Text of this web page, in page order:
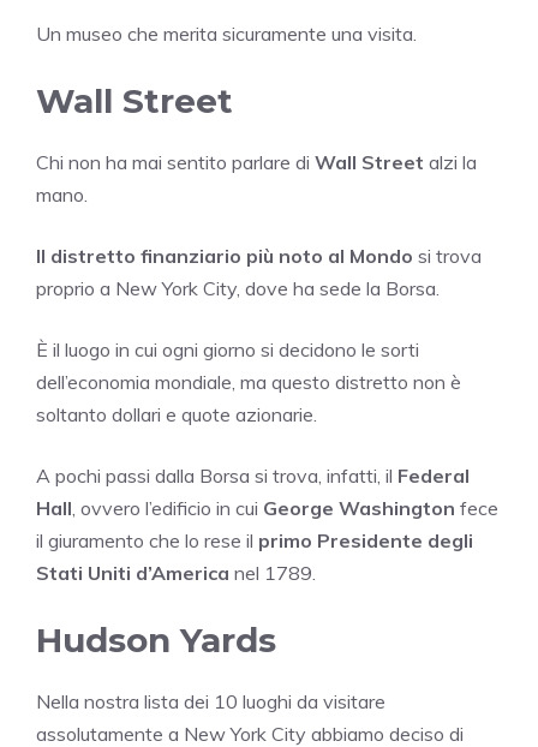
Un museo che merita sicuramente una visita.
Wall Street
Chi non ha mai sentito parlare di Wall Street alzi la
mano.
Il distretto finanziario più noto al Mondo si trova
proprio a New York City, dove ha sede la Borsa.
È il luogo in cui ogni giorno si decidono le sorti
dell’economia mondiale, ma questo distretto non è
soltanto dollari e quote azionarie.
A pochi passi dalla Borsa si trova, infatti, il Federal
Hall , ovvero l’edificio in cui George Washington fece
il giuramento che lo rese il primo Presidente degli
Stati Uniti d’America nel 1789.
Hudson Yards
Nella nostra lista dei 10 luoghi da visitare
assolutamente a New York City abbiamo deciso di